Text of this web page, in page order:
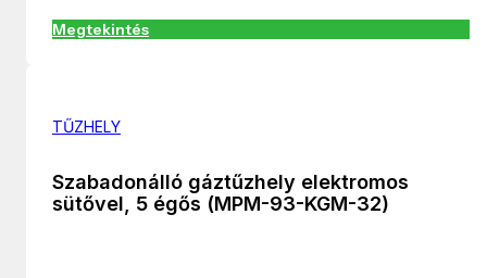
Megtekintés
TŰZHELY
Szabadonálló gáztűzhely elektromos
sütővel, 5 égős (MPM-93-KGM-32)